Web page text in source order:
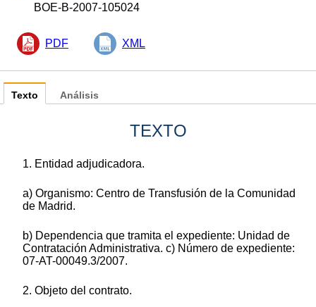
BOE-B-2007-105024
PDF XML
Texto
TEXTO
1. Entidad adjudicadora.
a) Organismo: Centro de Transfusión de la Comunidad
de Madrid.
b) Dependencia que tramita el expediente: Unidad de
Contratación Administrativa. c) Número de expediente:
07-AT-00049.3/2007.
2. Objeto del contrato.
Análisis